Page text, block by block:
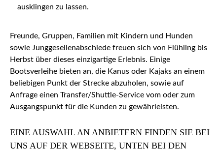
ausklingen zu lassen.
Freunde, Gruppen, Familien mit Kindern und Hunden
sowie Junggesellenabschiede freuen sich von Flühling bis
Herbst über dieses einzigartige Erlebnis. Einige
Bootsverleihe bieten an, die Kanus oder Kajaks an einem
beliebigen Punkt der Strecke abzuholen, sowie auf
Anfrage einen Transfer/Shuttle-Service vom oder zum
Ausgangspunkt für die Kunden zu gewährleisten.
EINE AUSWAHL AN ANBIETERN FINDEN SIE BEI
UNS AUF DER WEBSEITE, UNTEN BEI DEN